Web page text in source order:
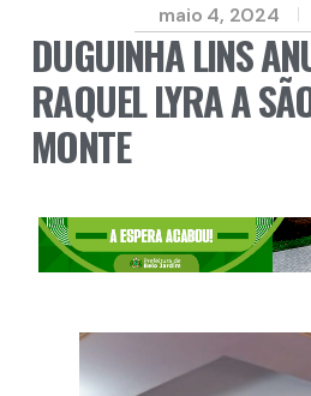
maio 4, 2024
DUGUINHA LINS
RAQUEL LYRA A
MONTE